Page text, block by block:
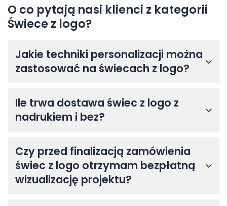
O co pytają nasi klienci z kategorii
Świece z logo?
Jakie techniki personalizacji można
zastosować na świecach z logo?
Ile trwa dostawa świec z logo z
nadrukiem i bez?
Czy przed finalizacją zamówienia
świec z logo otrzymam bezpłatną
wizualizację projektu?